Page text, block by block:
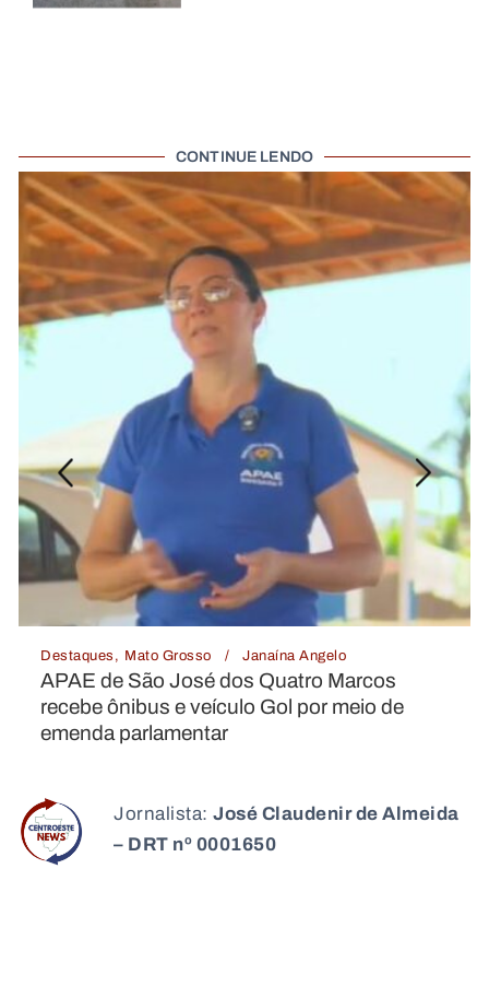
CONTINUE LENDO
Marcos
meio de
Destaques Mato Grosso
Enchente em Rio Branco
área de risco; deputado
ao Estado
Jornalista: José Claudenir de Almeida
– DRT nº 0001650